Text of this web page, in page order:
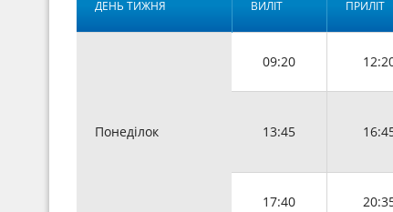
ДЕНЬ ТИЖНЯ ВИЛІТ ПРИЛІТ
Понеділок
09:20
13:45
17:40